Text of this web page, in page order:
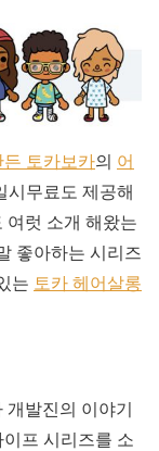
든 토카보카의 어
시무료도 제공해
여럿 소개 해왔는
좋아하는 시리즈
는 토카 헤어살롱
개발진의 이야기
프 시리즈를 소